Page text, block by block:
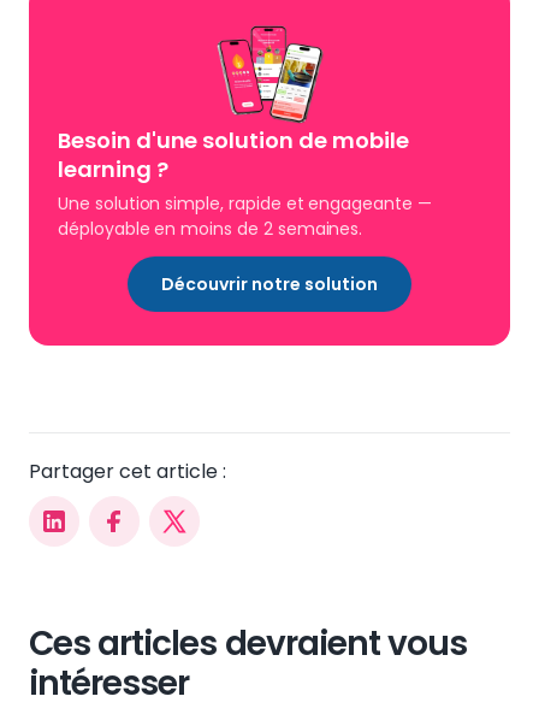
Partager cet article :
Besoin d'une solution de mobile
learning ?
Une solution simple, rapide et engageante —
déployable en moins de 2 semaines.
Découvrir notre solution
Ces articles devraient vous
intéresser